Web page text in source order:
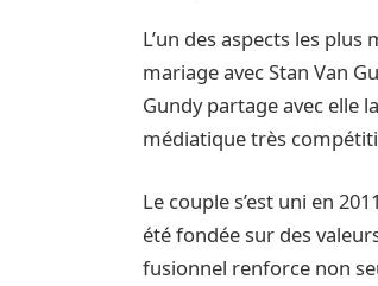
L’un des aspects les
mariage avec Stan Van
Gundy partage avec elle
médiatique très
Le couple s’est uni en
été fondée sur des
fusionnel renforce non